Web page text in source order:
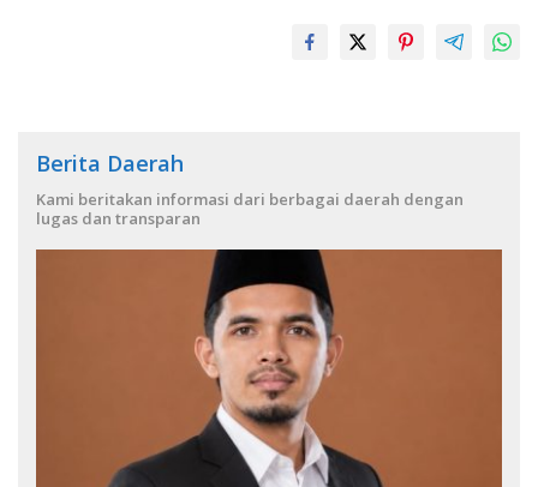
Berita Daerah
Kami beritakan informasi dari berbagai daerah dengan
lugas dan transparan